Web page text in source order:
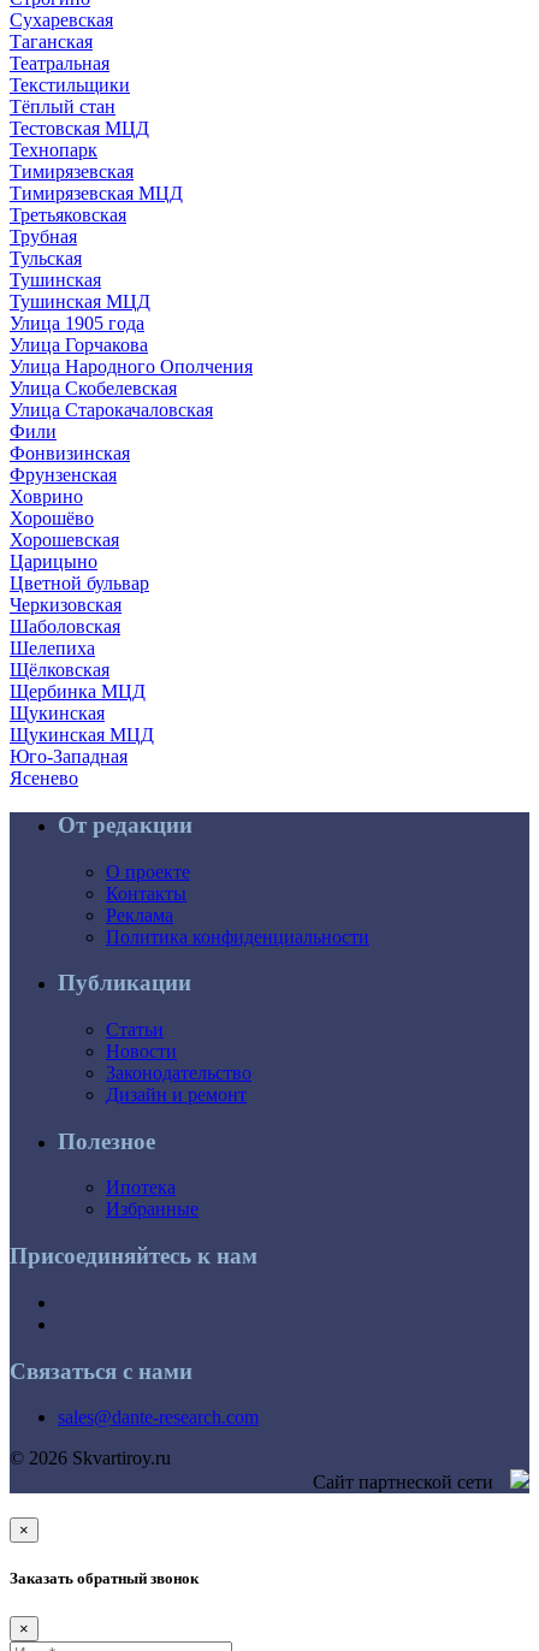
Сухаревская
Таганская
Театральная
Текстильщики
Тёплый стан
Тестовская МЦД
Технопарк
Тимирязевская
Тимирязевская МЦД
Третьяковская
Трубная
Тульская
Тушинская
Тушинская МЦД
Улица 1905 года
Улица Горчакова
Улица Народного Ополчения
Улица Скобелевская
Улица Старокачаловская
Фили
Фонвизинская
Фрунзенская
Ховрино
Хорошёво
Хорошевская
Царицыно
Цветной бульвар
Черкизовская
Шаболовская
Шелепиха
Щёлковская
Щербинка МЦД
Щукинская
Щукинская МЦД
Юго-Западная
Ясенево
От редакции
О проекте
Контакты
Реклама
Политика конфиденциальности
Публикации
Статьи
Новости
Законодательство
Дизайн и ремонт
Полезное
Ипотека
Избранные
Присоединяйтесь к нам
Связаться с нами
sales@dante-research.com
© 2026 Skvartiroy.ru
Сайт партнеской сети
×
Заказать обратный звонок
×